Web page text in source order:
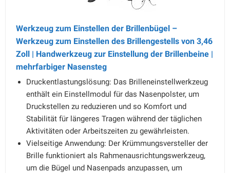
Werkzeug zum Einstellen der Brillenbügel –
Werkzeug zum Einstellen des Brillengestells von 3,46
Zoll | Handwerkzeug zur Einstellung der Brillenbeine |
mehrfarbiger Nasensteg
Druckentlastungslösung: Das Brilleneinstellwerkzeug
enthält ein Einstellmodul für das Nasenpolster, um
Druckstellen zu reduzieren und so Komfort und
Stabilität für längeres Tragen während der täglichen
Aktivitäten oder Arbeitszeiten zu gewährleisten.
Vielseitige Anwendung: Der Krümmungsversteller der
Brille funktioniert als Rahmenausrichtungswerkzeug,
um die Bügel und Nasenpads anzupassen, um